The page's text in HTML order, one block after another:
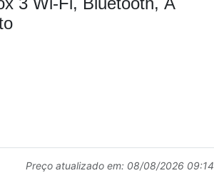
Preço atualizado em: 08/08/2026 09:14